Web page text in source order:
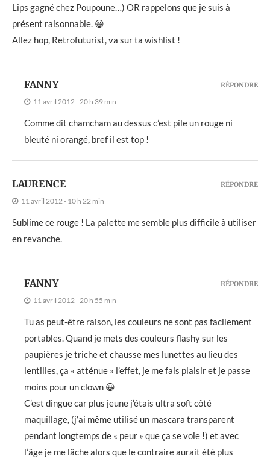
Lips gagné chez Poupoune…) OR rappelons que je suis à
présent raisonnable. 😀
Allez hop, Retrofuturist, va sur ta wishlist !
FANNY
11 avril 2012 - 20 h 39 min
Comme dit chamcham au dessus c’est pile un rouge ni
bleuté ni orangé, bref il est top !
RÉPONDRE
LAURENCE
11 avril 2012 - 10 h 22 min
Sublime ce rouge ! La palette me semble plus difficile à utiliser
en revanche.
RÉPONDRE
FANNY
11 avril 2012 - 20 h 55 min
Tu as peut-être raison, les couleurs ne sont pas facilement
portables. Quand je mets des couleurs flashy sur les
paupières je triche et chausse mes lunettes au lieu des
lentilles, ça « atténue » l’effet, je me fais plaisir et je passe
moins pour un clown 😀
C’est dingue car plus jeune j’étais ultra soft côté
maquillage, (j’ai même utilisé un mascara transparent
pendant longtemps de « peur » que ça se voie !) et avec
l’âge je me lâche alors que le contraire aurait été plus
RÉPONDRE